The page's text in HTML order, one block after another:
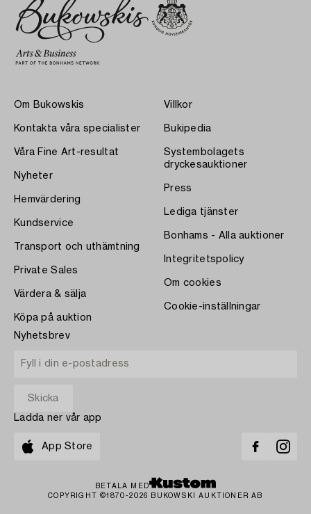
Om Bukowskis
Kontakta våra specialister
Våra Fine Art-resultat
Nyheter
Hemvärdering
Kundservice
Transport och uthämtning
Private Sales
Värdera & sälja
Köpa på auktion
Villkor
Bukipedia
Systembolagets
dryckesauktioner
Press
Lediga tjänster
Bonhams - Alla auktioner
Integritetspolicy
Om cookies
Cookie-inställningar
Nyhetsbrev
Ladda ner vår app
App Store
BETALA MED
COPYRIGHT ©1870-2026 BUKOWSKI AUKTIONER AB